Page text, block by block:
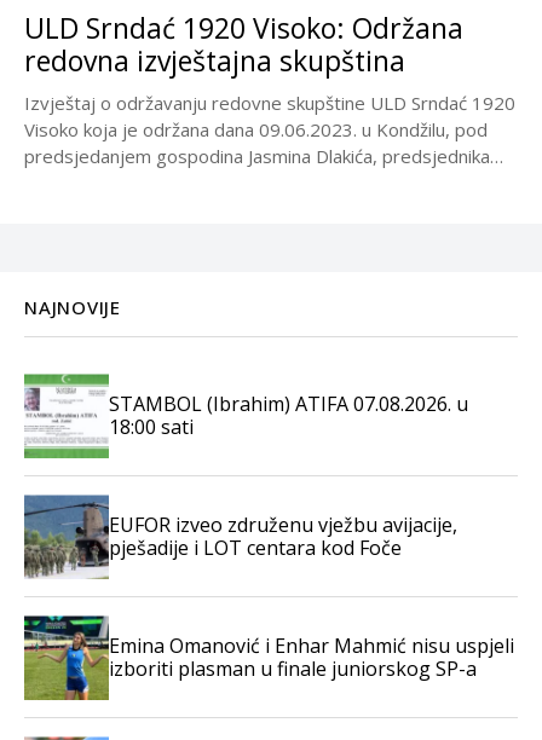
ULD Srndać 1920 Visoko: Održana
redovna izvještajna skupština
Izvještaj o održavanju redovne skupštine ULD Srndać 1920
Visoko koja je održana dana 09.06.2023. u Kondžilu, pod
predsjedanjem gospodina Jasmina Dlakića, predsjednika
NAJNOVIJE
STAMBOL (Ibrahim) ATIFA 07.08.2026. u
18:00 sati
EUFOR izveo združenu vježbu avijacije,
pješadije i LOT centara kod Foče
Emina Omanović i Enhar Mahmić nisu uspjeli
izboriti plasman u finale juniorskog SP-a